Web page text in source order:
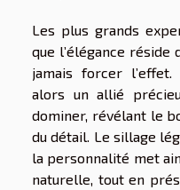
Les plus grands
que l’élégance réside
jamais forcer
alors un allié
dominer, révélant le
du détail. Le sillage
la personnalité met
naturelle, tout en